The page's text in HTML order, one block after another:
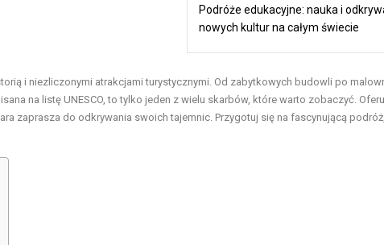
Podróże edukacyjne: nauka i
nowych kultur na całym świecie
i niezliczonymi atrakcjami turystycznymi. Od zabytkowych budowli po
na listę UNESCO, to tylko jeden z wielu skarbów, które warto zobaczyć.
zaprasza do odkrywania swoich tajemnic. Przygotuj się na fascynującą podróż,